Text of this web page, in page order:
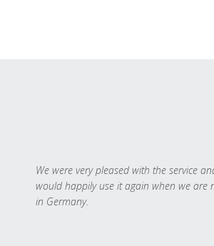
We were very pleased with the service
would happily use it again when we are
in Germany.